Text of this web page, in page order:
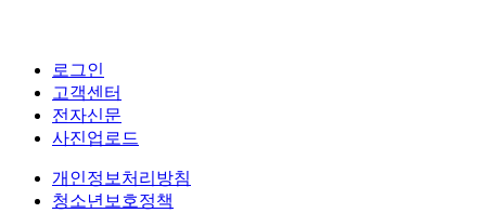
로그인
고객센터
전자신문
사진업로드
개인정보처리방침
청소년보호정책